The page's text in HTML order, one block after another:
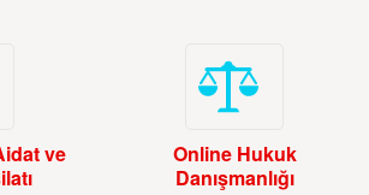
ve
Online Hukuk
Danışmanlığı